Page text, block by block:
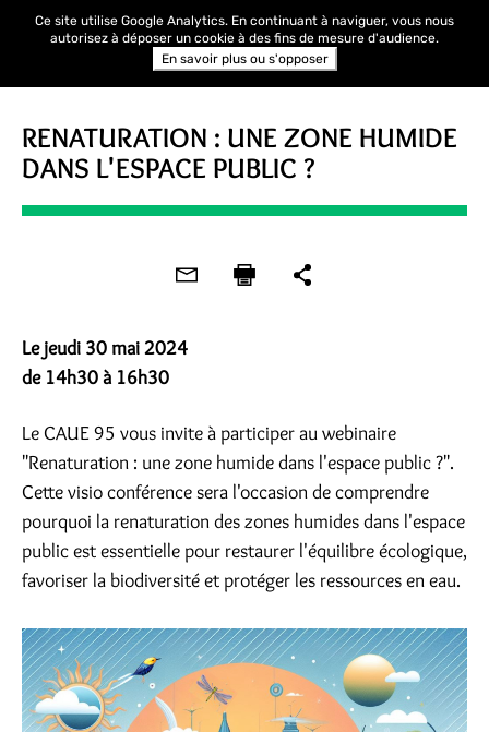
RENATURATION : UNE ZONE HUMIDE
DANS L'ESPACE PUBLIC ?
Le jeudi 30 mai 2024
de 14h30 à 16h30
Le CAUE 95 vous invite à participer au webinaire
"Renaturation : une zone humide dans l'espace public ?".
Cette visio conférence sera l'occasion de comprendre
pourquoi la renaturation des zones humides dans l'espace
public est essentielle pour restaurer l'équilibre écologique,
favoriser la biodiversité et protéger les ressources en eau.
Ce site utilise Google Analytics. En continuant à naviguer, vous nous
autorisez à déposer un cookie à des fins de mesure d'audience.
En savoir plus ou s'opposer